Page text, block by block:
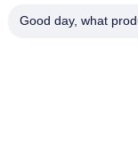
Fabrika Turu
Good day, what